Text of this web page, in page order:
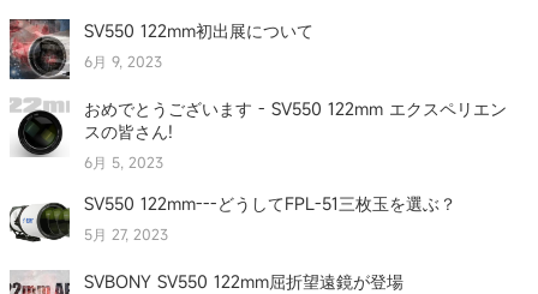
SV550 122mm初出展について
6月 9, 2023
おめでとうございます - SV550 122mm エクスペリエン
スの皆さん!
6月 5, 2023
SV550 122mm---どうしてFPL-51三枚玉を選ぶ？
5月 27, 2023
SVBONY SV550 122mm屈折望遠鏡が登場